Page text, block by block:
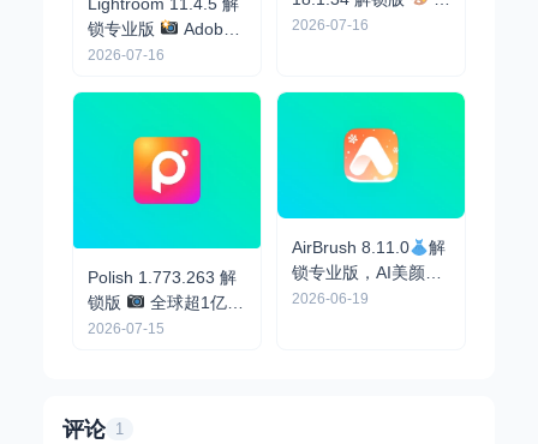
锁专业版
Adobe
出品，摄影师版PS，
2026-07-16
强大的PS修图工具
2026-07-16
Polish 1.773.263 解
锁版
全球超1亿次
下载，比美图秀秀好
2026-07-15
AirBrush 8.11.0
解
锁专业版，AI美颜、
视频水印消除、AI换
2026-06-19
评论 1